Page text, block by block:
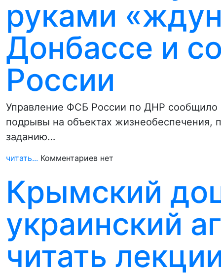
руками
Донбассе и
России
Управление ФСБ России по ДНР сообщило
подрывы на объектах жизнеобеспечения,
заданию…
читать... Комментариев нет
Крымский
украинский
читать